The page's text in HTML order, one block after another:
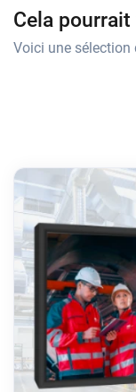
Cela
Voici une